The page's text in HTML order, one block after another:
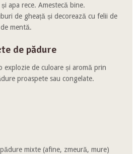
apa rece. Amestecă bine.
de gheață și decorează cu felii de
mentă.
de pădure
explozie de culoare și aromă prin
proaspete sau congelate.
mixte (afine, zmeură, mure)